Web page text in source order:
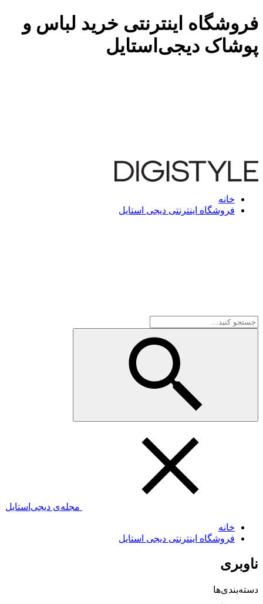
فروشگاه اینترنتی خرید لباس و
پوشاک دیجی‌استایل
خانه
فروشگاه اینترنتی دیجی استایل
مجله‌ی دیجی‌استایل
خانه
فروشگاه اینترنتی دیجی استایل
ناوبری
دسته‌بندی‌ها